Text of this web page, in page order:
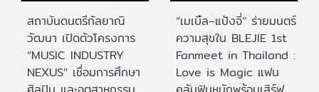
สถาบันดนตรีกัลยาณิ
วัฒนา เปิดตัวโครงการ
“MUSIC INDUSTRY
NEXUS” เชื่อมการศึกษา
“เมเบิ้ล–แป้งจี่” ร่ายมนตร์
ความสุขใน BLEJIE 1st
Fanmeet in Thailand :
Love is Magic แฟน